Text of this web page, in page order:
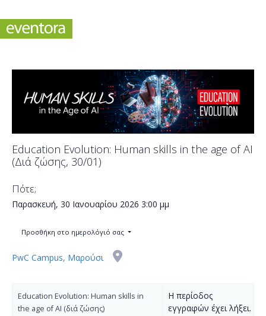
Education Evolution: Human skills in the age of AI
(Διά ζώσης, 30/01)
Πότε;
Παρασκευή, 30 Ιανουαρίου 2026 3:00 μμ
Προσθήκη στο ημερολόγιό σας
PwC Campus, Μαρούσι
Education Evolution: Human skills in
the age of AI (διά ζώσης)
Η περίοδος
εγγραφών έχει λήξει.